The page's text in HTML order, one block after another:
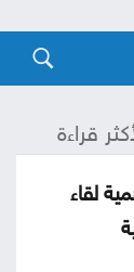
قراءة
لقاء